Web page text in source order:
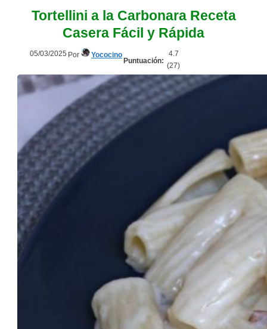
Tortellini a la Carbonara Receta
Casera Fácil y Rápida
05/03/2025 Por Yococino
Puntuación:
4.7
(27)